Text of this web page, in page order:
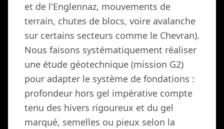
et de l'Englennaz, mouvements de
terrain, chutes de blocs, voire avalanche
sur certains secteurs comme le Chevran).
Nous faisons systématiquement réaliser
une étude géotechnique (mission G2)
pour adapter le système de fondations :
profondeur hors gel impérative compte
tenu des hivers rigoureux et du gel
marqué, semelles ou pieux selon la